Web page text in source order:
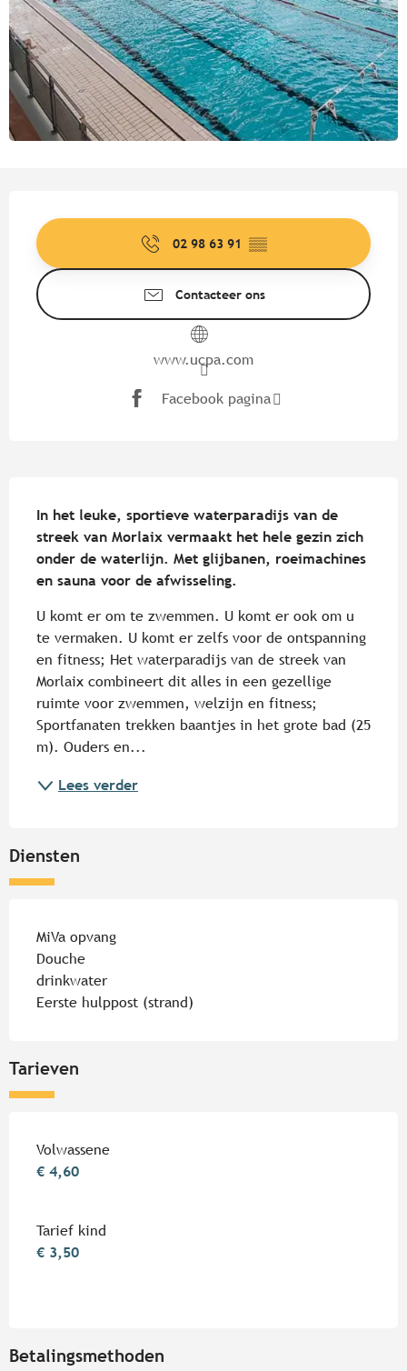
02 98 63 91 ▒▒
Contacteer ons
www.ucpa.com
Facebook pagina
In het leuke, sportieve waterparadijs van de
streek van Morlaix vermaakt het hele gezin zich
onder de waterlijn. Met glijbanen, roeimachines
en sauna voor de afwisseling.
U komt er om te zwemmen. U komt er ook om u
te vermaken. U komt er zelfs voor de ontspanning
en fitness; Het waterparadijs van de streek van
Morlaix combineert dit alles in een gezellige
ruimte voor zwemmen, welzijn en fitness;
Sportfanaten trekken baantjes in het grote bad (25
m). Ouders en...
Lees verder
Diensten
MiVa opvang
Douche
drinkwater
Eerste hulppost (strand)
Tarieven
Tarieven 2026
Volwassene
€ 4,60
Tarief kind
€ 3,50
Betalingsmethoden